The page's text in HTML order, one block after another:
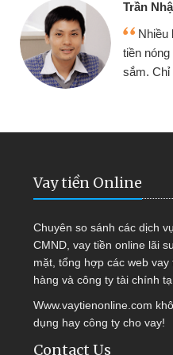
Trần
Nhiều
tiền
sắm. Chỉ
Vay tiền Online
Chuyên so sánh các dịch
CMND, vay tiền online lãi
mặt, tổng hợp các web
hàng và công ty tài chính
Www.vaytienonline.com
dụng hay công ty cho vay!
Contact Us